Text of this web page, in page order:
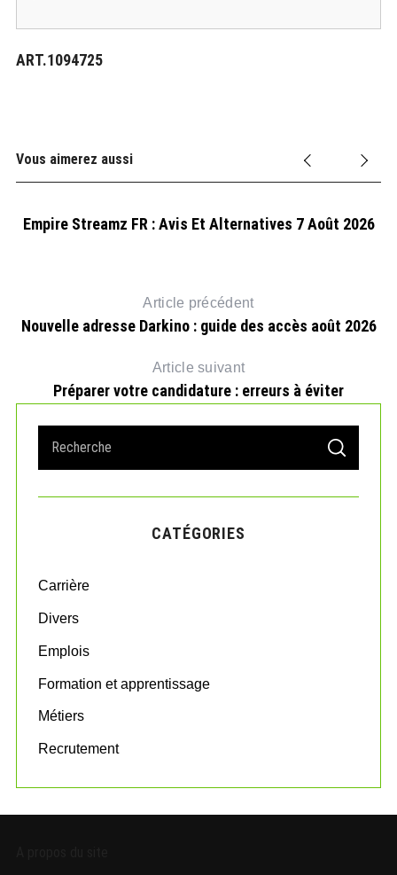
ART.1094725
Vous aimerez aussi
Empire Streamz FR : Avis Et Alternatives 7 Août 2026
Article précédent
Nouvelle adresse Darkino : guide des accès août 2026
Article suivant
Préparer votre candidature : erreurs à éviter
a
r
o
:
S
A
C
CATÉGORIES
Carrière
Divers
Emplois
Formation et apprentissage
Métiers
Recrutement